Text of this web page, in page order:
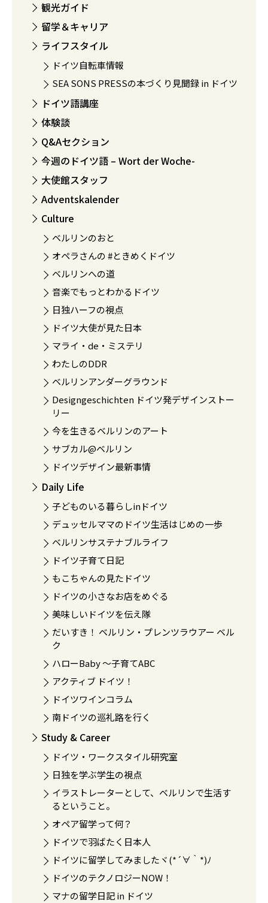
観光ガイド
留学＆キャリア
ライフスタイル
ドイツ自転車情報
SEA SONS PRESSの本づくり見聞録 in ドイツ
ドイツ語講座
体験談
Q&Aセクション
今週のドイツ語 – Wort der Woche-
大使館スタッフ
Adventskalender
Culture
ベルリンのおと
オペラさんの #ときめくドイツ
ベルリンへの道
音楽でもっとわかるドイツ
日独ハーフの視点
ドイツ大使が見た日本
マライ・de・ミステリ
わたしのDDR
ベルリンアンダーグラウンド
Designgeschichten ドイツ発デザインストー
リー
今を生きるベルリンのアート
サブカル@ベルリン
ドイツデザイン最新事情
Daily Life
子どものいる暮らしinドイツ
デュッセルママのドイツ生活はじめの一歩
ベルリンサステナブルライフ
ドイツ子育て日記
もこちゃんの見たドイツ
ドイツの小さなお店をめぐる
美味しいドイツを伝え隊
だいすき！ ベルリン・プレンツラウアー ベル
ク
ハローBaby 〜子育てABC
アクティブ ドイツ！
ドイツワインコラム
南ドイツの巡礼路を行く
Study & Career
ドイツ・ワークスタイル研究室
日独を学ぶ学生の視点
イラストレーターとして、ベルリンで生活す
るということ。
オペア留学って何？
ドイツで羽ばたく日本人
ドイツに留学してみましたヾ(*´∀｀*)ﾉ
ドイツのテクノロジーNOW！
マナの留学日記 in ドイツ